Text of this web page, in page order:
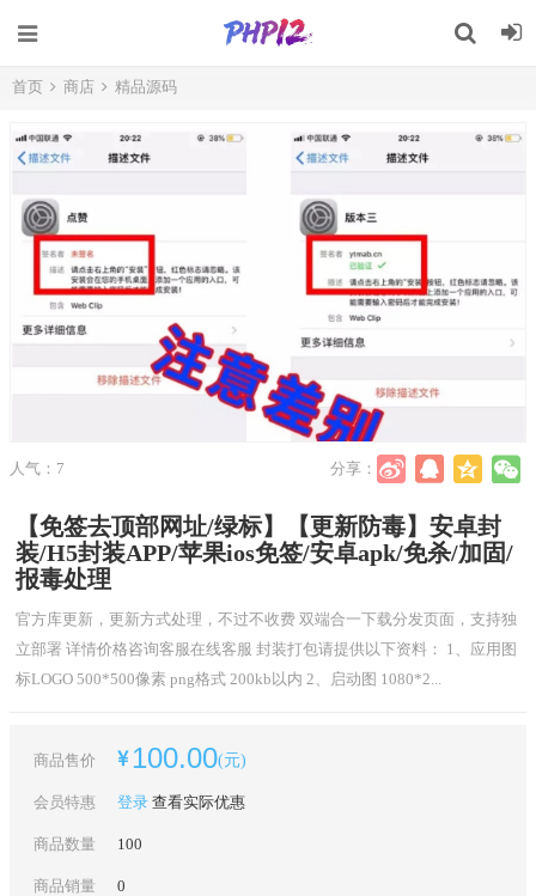
首页 商店 精品源码
人气：7 分享：
【免签去顶部网址/绿标】【更新防毒】安卓封
装/H5封装APP/苹果ios免签/安卓apk/免杀/加固/
报毒处理
官方库更新，更新方式处理，不过不收费 双端合一下载分发页面，支持独
立部署 详情价格咨询客服在线客服 封装打包请提供以下资料： 1、应用图
标LOGO 500*500像素 png格式 200kb以内 2、启动图 1080*2...
商品售价 100.00(元)
会员特惠 登录 查看实际优惠
商品数量 100
商品销量 0
记住我的登录 忘记密码 ?